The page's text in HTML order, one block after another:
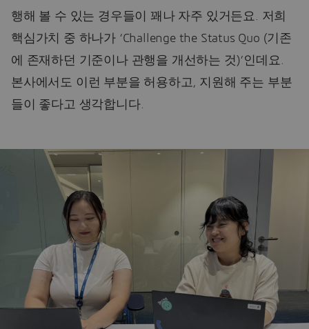
행해 볼 수 있는 경우들이 꽤나 자주 있거든요. 저희
핵심가치 중 하나가 ‘Challenge the Status Quo (기존
에 존재하던 기준이나 관행을 개선하는 것)’인데요.
본사에서도 이런 부분을 허용하고, 지원해 주는 부분
들이 좋다고 생각합니다.